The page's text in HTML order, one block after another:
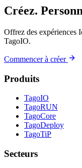
Créez.
Offrez des expériences
TagoIO.
Commencer à créer
Produits
TagoIO
TagoRUN
TagoCore
TagoDeploy
TagoTiP
Secteurs